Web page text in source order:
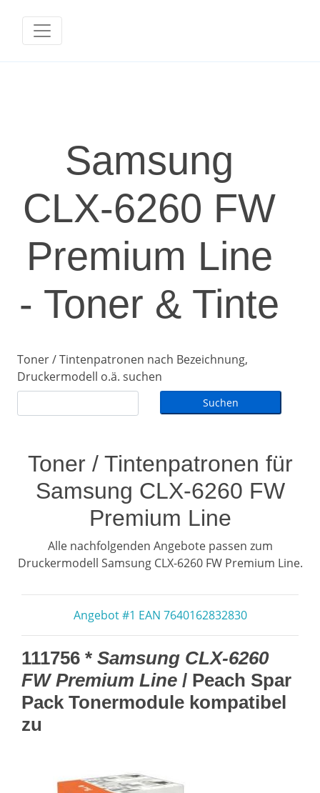
Samsung
CLX-6260 FW
Premium Line
- Toner & Tinte
Toner / Tintenpatronen nach Bezeichnung,
Druckermodell o.ä. suchen
Toner / Tintenpatronen für
Samsung CLX-6260 FW
Premium Line
Alle nachfolgenden Angebote passen zum
Druckermodell Samsung CLX-6260 FW Premium Line.
Angebot #1 EAN 7640162832830
111756 * Samsung CLX-6260
FW Premium Line / Peach Spar
Pack Tonermodule kompatibel
zu